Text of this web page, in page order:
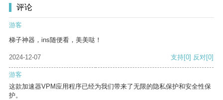
评论
游客
梯子神器，ins随便看，美美哒！
2024-12-07 支持[0] 反对[0]
游客
这款加速器VPM应用程序已经为我们带来了无限的隐私保护和安全性保
护。